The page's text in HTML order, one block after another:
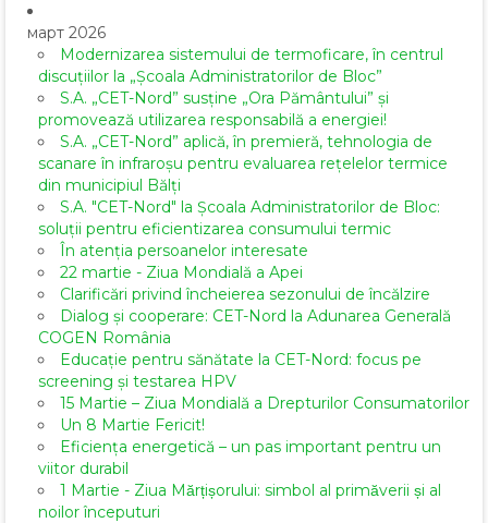
март 2026
Modernizarea sistemului de termoficare, în centrul
discuțiilor la „Școala Administratorilor de Bloc”
S.A. „CET-Nord” susține „Ora Pământului” și
promovează utilizarea responsabilă a energiei!
S.A. „CET-Nord” aplică, în premieră, tehnologia de
scanare în infraroșu pentru evaluarea rețelelor termice
din municipiul Bălți
S.A. "CET-Nord" la Școala Administratorilor de Bloc:
soluții pentru eficientizarea consumului termic
În atenția persoanelor interesate
22 martie - Ziua Mondială a Apei
Clarificări privind încheierea sezonului de încălzire
Dialog și cooperare: CET-Nord la Adunarea Generală
COGEN România
Educație pentru sănătate la CET-Nord: focus pe
screening și testarea HPV
15 Martie – Ziua Mondială a Drepturilor Consumatorilor
Un 8 Martie Fericit!
Eficiența energetică – un pas important pentru un
viitor durabil
1 Martie - Ziua Mărțișorului: simbol al primăverii și al
noilor începuturi